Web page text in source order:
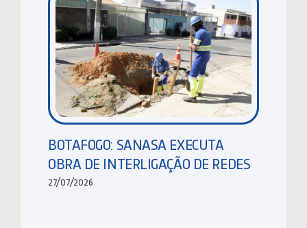
BOTAFOGO: SANASA EXECUTA
OBRA DE INTERLIGAÇÃO DE REDES
27/07/2026